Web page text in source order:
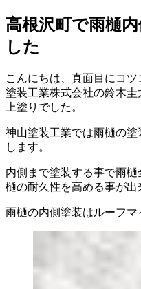
高根沢町で雨樋
した
こんにちは、真面目にコ
塗装工業株式会社の鈴木
上塗りでした。
神山塗装工業では雨樋の
します。
内側まで塗装する事で雨
樋の耐久性を高める事が出
雨樋の内側塗装はルーフマ